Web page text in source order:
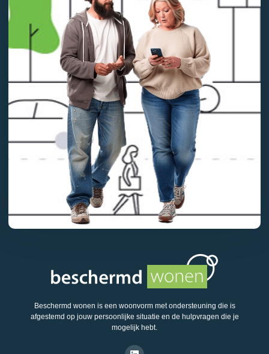
Beschermd wonen is een woonvorm met ondersteuning die is
afgestemd op jouw persoonlijke situatie en de hulpvragen die je
mogelijk hebt.